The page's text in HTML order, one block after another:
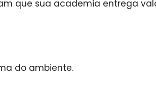
que sua academia entrega
do ambiente.